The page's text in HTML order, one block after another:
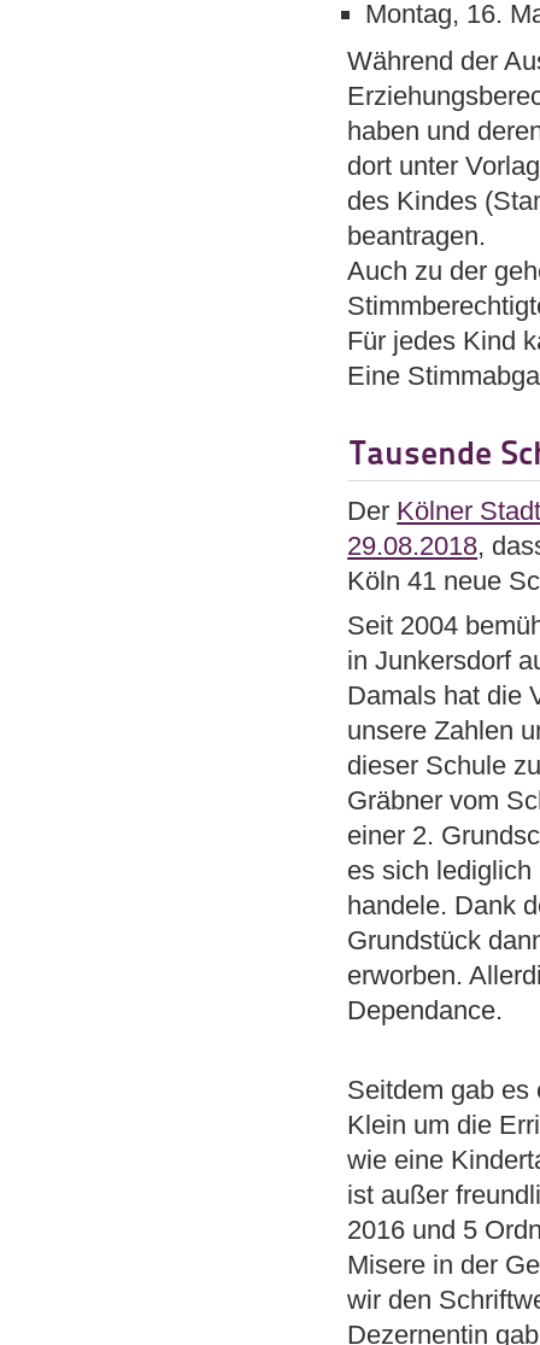
Montag, 16.
Während der
haben und
dort unter
des Kindes
beantragen.
Auch zu der
Für jedes Kind
Eine
Tausende
Der Kölner
29.08.2018,
Köln 41 neue
Seit 2004
in Junkersdorf
Damals hat die
unsere Zahlen
dieser Schule
Gräbner vom
einer 2.
es sich
handele. Dank
Grundstück
erworben.
Dependance.
Seitdem gab es
Klein um die
wie eine
ist außer
2016 und 5
Misere in der
wir den
Dezernentin